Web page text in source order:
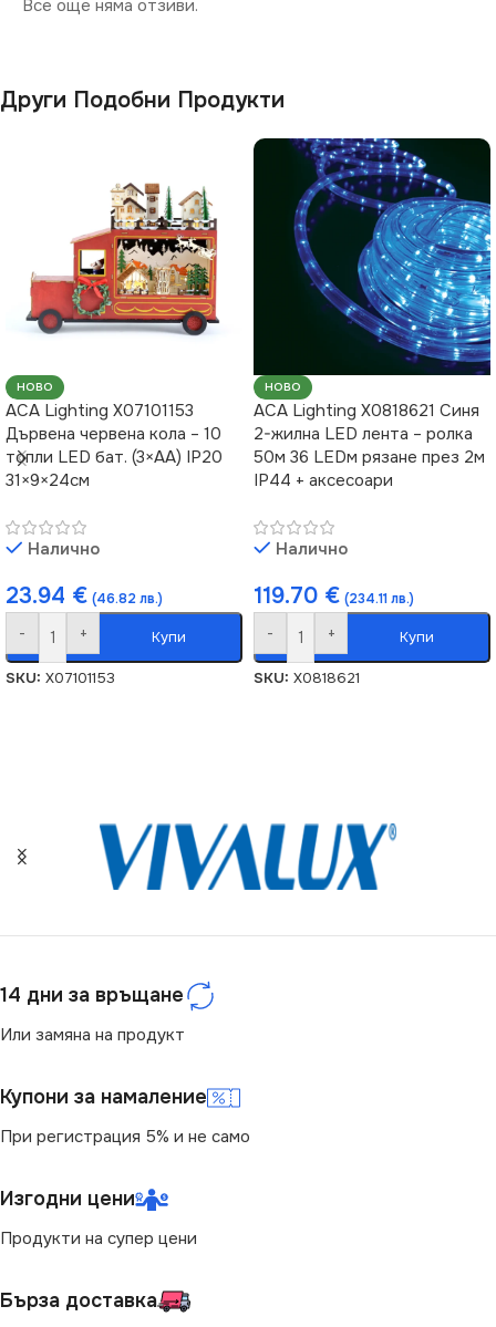
Все още няма отзиви.
Други Подобни Продукти
НОВО
ACA Lighting X07101153
Дървена червена кола – 10
топли LED бат. (3×AA) IP20
31×9×24см
Налично
23.94 € (46.82 лв.)
- + Купи
SKU: X07101153
НОВО
ACA Lighting X0818621 Синя
2-жилна LED лента – ролка
50м 36 LEDм рязане през 2м
IP44 + аксесоари
Налично
119.70 € (234.11 лв.)
- + Купи
SKU: X0818621
14 дни за връщане
Или замяна на продукт
Купони за намаление
При регистрация 5% и не само
Изгодни цени
Продукти на супер цени
Бърза доставка